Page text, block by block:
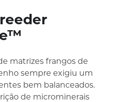
matrizes frangos de
sempre exigiu um
bem balanceados.
de microminerais